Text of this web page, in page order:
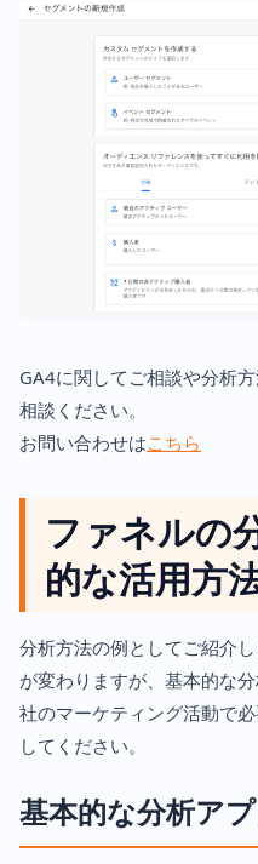
GA4に関してご相談や分析
相談ください。
お問い合わせはこちら
ファネルの
的な活用方
分析方法の例としてご紹介
が変わりますが、基本的な
社のマーケティング活動で
してください。
基本的な分析ア